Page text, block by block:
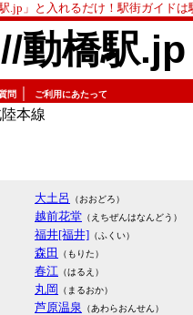
.jp」と入れるだけ！駅街ガイド
動橋駅.jp
問 ご利用にあたって
本線
大土呂 （おおどろ）
越前花堂 （えちぜんはなんどう）
福井[福井] （ふくい）
森田 （もりた）
春江 （はるえ）
丸岡 （まるおか）
芦原温泉 （あわらおんせん）